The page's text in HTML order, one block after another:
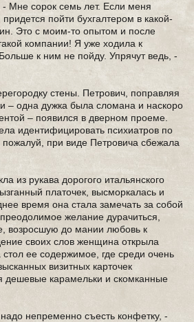
Мне сорок семь лет. Если меня
пойти бухгалтером в какой-
Это с моим-то опытом и после
компании! Я уже ходила к
к ним не пойду. Упрячут ведь, -
стены. Петрович, поправляя
– одна дужка была сломана и наскоро
– появился в дверном проеме.
идентифицировать психиатров по
при виде Петровича сбежала
из рукава дорогого итальянского
платочек, высморкалась и
время она стала замечать за собой
желание дурачиться,
возросшую до мании любовь к
своих слов женщина открыла
ее содержимое, где среди очень
визитных карточек
дешевые карамельки и скомканные
непременно съесть конфетку, -